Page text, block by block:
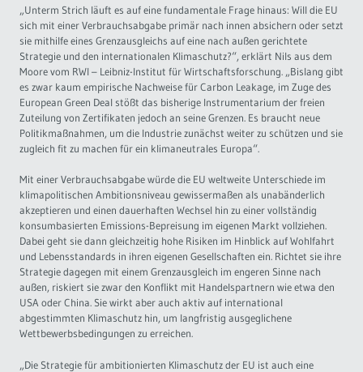
„Unterm Strich läuft es auf eine fundamentale Frage hinaus: Will die EU
sich mit einer Verbrauchsabgabe primär nach innen absichern oder setzt
sie mithilfe eines Grenzausgleichs auf eine nach außen gerichtete
Strategie und den internationalen Klimaschutz?“, erklärt Nils aus dem
Moore vom RWI – Leibniz-Institut für Wirtschaftsforschung. „Bislang gibt
es zwar kaum empirische Nachweise für Carbon Leakage, im Zuge des
European Green Deal stößt das bisherige Instrumentarium der freien
Zuteilung von Zertifikaten jedoch an seine Grenzen. Es braucht neue
Politikmaßnahmen, um die Industrie zunächst weiter zu schützen und sie
zugleich fit zu machen für ein klimaneutrales Europa“.
Mit einer Verbrauchsabgabe würde die EU weltweite Unterschiede im
klimapolitischen Ambitionsniveau gewissermaßen als unabänderlich
akzeptieren und einen dauerhaften Wechsel hin zu einer vollständig
konsumbasierten Emissions-Bepreisung im eigenen Markt vollziehen.
Dabei geht sie dann gleichzeitig hohe Risiken im Hinblick auf Wohlfahrt
und Lebensstandards in ihren eigenen Gesellschaften ein. Richtet sie ihre
Strategie dagegen mit einem Grenzausgleich im engeren Sinne nach
außen, riskiert sie zwar den Konflikt mit Handelspartnern wie etwa den
USA oder China. Sie wirkt aber auch aktiv auf international
abgestimmten Klimaschutz hin, um langfristig ausgeglichene
Wettbewerbsbedingungen zu erreichen.
„Die Strategie für ambitionierten Klimaschutz der EU ist auch eine